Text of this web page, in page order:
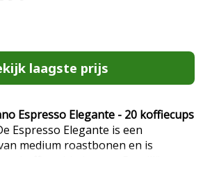
laagste prijs
Espresso Elegante - 20 koffiecups
Espresso Elegante is een
medium roastbonen en is
koffiegebieden van Brazilië en